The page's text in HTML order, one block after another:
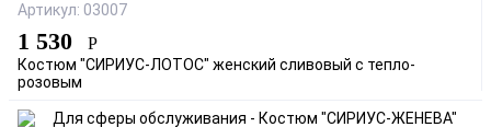
Артикул: 03007
1 530 Р
Костюм "СИРИУС-ЛОТОС" женский сливовый с тепло-
розовым